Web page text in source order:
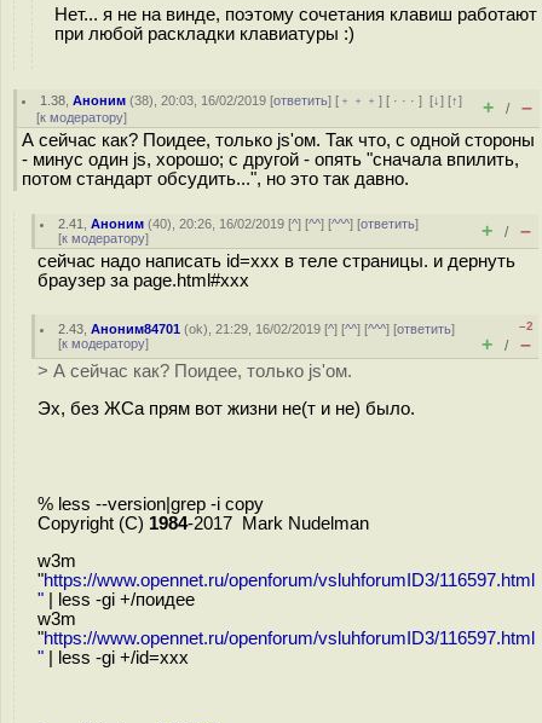
Нет... я не на винде, поэтому сочетания клавиш работают
при любой раскладки клавиатуры :)
1.38 ,Аноним (38), 20:03, 16/02/2019 [ответить] [ ﹢﹢﹢] [ · · ·][↓] [↑]
[к модератору] + / –
А сейчас как? Поидее, только js'ом. Так что, с одной стороны
- минус один js, хорошо; с другой - опять "сначала впилить,
потом стандарт обсудить...", но это так давно.
2.41 ,Аноним (40), 20:26, 16/02/2019 [^] [^^] [^^^] [ответить]
[к модератору] + / –
сейчас надо написать id=xxx в теле страницы. и дернуть
браузер за page.html#xxx
2.43 ,Аноним84701 (ok), 21:29, 16/02/2019 [^] [^^] [^^^] [ответить]
[к модератору]
–2
+ / –
> А сейчас как? Поидее, только js'ом.
Эх, без ЖСа прям вот жизни не(т и не) было.
% less --version|grep -i copy
Copyright (C) 1984-2017 Mark Nudelman
w3m
"https://www.opennet.ru/openforum/vsluhforumID3/116597.html
" | less -gi +/поидее
w3m
"https://www.opennet.ru/openforum/vsluhforumID3/116597.html
" | less -gi +/id=xxx